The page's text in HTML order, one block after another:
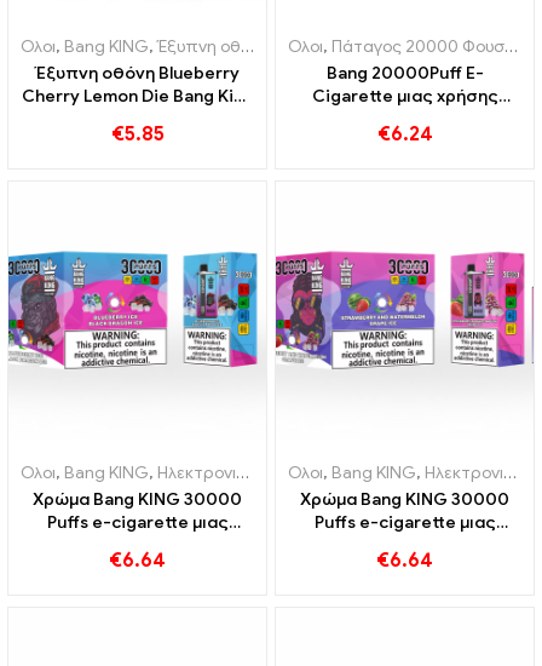
Ολοι, Bang KING,Έξυπνη οθόνη Bang King 15000 Φούσκα ,
Έξυπνη οθόνη Blueberry
Cherry Lemon Die Bang King
επισκόπηση ενός
€5.85
Ολοι, Πάταγος 20000 Φουσκώματα
Bang 20000Puff E-
Cigarette μιας χρήσης
καρπούζι και διπλό πλέγμα
€6.24
Ολοι, Bang KING, Ηλεκτρονικά τσιγάρα μιας χρήσης Λιθουανία ,
Χρώμα Bang KING 30000
Puffs e-cigarette μιας
ποιότητας με τις γεύσεις
€6.64
Ολοι, Bang KING, Ηλεκτρονικά τσιγάρα μιας χρήσης Λιθουανία
Χρώμα Bang KING 30000
Puffs e-cigarette μιας
συνδυασμός γλυκού
€6.64